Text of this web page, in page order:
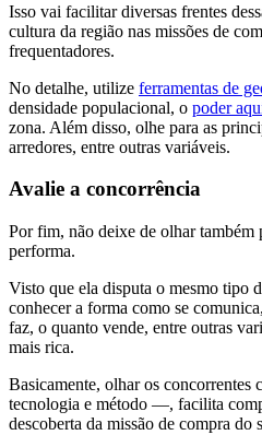
Isso vai facilitar diversas frentes
cultura da região nas missões de
frequentadores.
No detalhe, utilize ferramentas de
densidade populacional, o poder
zona. Além disso, olhe para as
arredores, entre outras variáveis.
Avalie a concorrência
Por fim, não deixe de olhar também
performa.
Visto que ela disputa o mesmo tipo
conhecer a forma como se
faz, o quanto vende, entre outras
mais rica.
Basicamente, olhar os
tecnologia e método —, facilita
descoberta da missão de compra do